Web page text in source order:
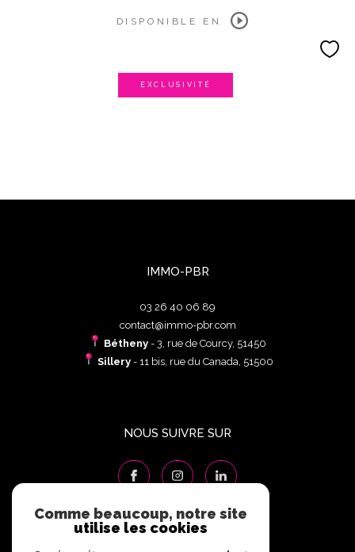
DISPONIBLE EN
EXCLUSIVITÉ
IMMO-PBR
03 26 40 06 89
contact@immo-pbr.com
Bétheny - 3, rue de Courcy, 51450
Sillery- 11 bis, rue du Canada, 51500
NOUS SUIVRE SUR
Comme beaucoup, notre site
utilise les cookies